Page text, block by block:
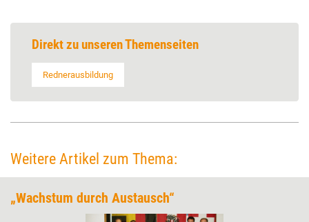
Direkt zu unseren Themenseiten
Rednerausbildung
Weitere Artikel zum Thema:
„Wachstum durch Austausch“